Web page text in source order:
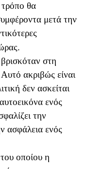
θα
μετά την
στη
ακριβώς είναι
δεν ασκείται
ενός
την
ασφάλεια ενός
οποίου η